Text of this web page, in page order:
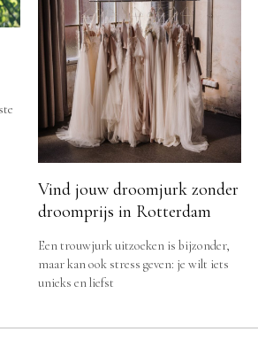
Vind jouw droomjurk zonder
droomprijs in Rotterdam
Een trouwjurk uitzoeken is bijzonder,
maar kan ook stress geven: je wilt iets
unieks en liefst